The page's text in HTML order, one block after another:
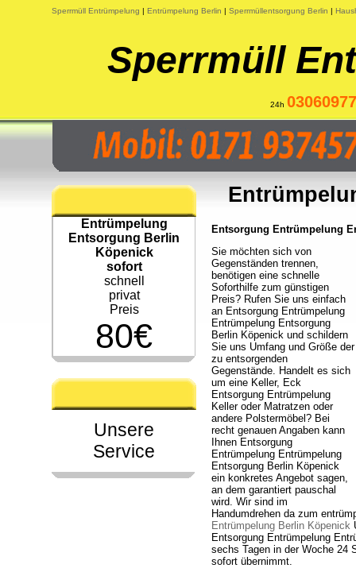
Sperrmüll Entrümpelung | Entrümpelung Berlin | Sperrmüllentsorgung Berlin |
Sperrmüll
24h
Entrümpelung
Entsorgung Berlin
Köpenick
sofort
schnell
privat
Preis
80€
Unsere
Service
Entsorgung Entrümpelung
Sie möchten sich von
Gegenständen trennen,
benötigen eine schnelle
Soforthilfe zum günstigen
Preis? Rufen Sie uns einfach
an Entsorgung Entrümpelung
Entrümpelung Entsorgung
Berlin Köpenick und schildern
Sie uns Umfang und Größe der
zu entsorgenden
Gegenstände. Handelt es sich
um eine Keller, Eck
Entsorgung Entrümpelung
Keller oder Matratzen oder
andere Polstermöbel? Bei
recht genauen Angaben kann
Ihnen Entsorgung
Entrümpelung Entrümpelung
Entsorgung Berlin Köpenick
ein konkretes Angebot sagen,
an dem garantiert pauschal
wird. Wir sind im
Handumdrehen da zum
Entrümpelung Berlin Köpenick
Entsorgung Entrümpelung
sechs Tagen in der Woche 24
sofort übernimmt.